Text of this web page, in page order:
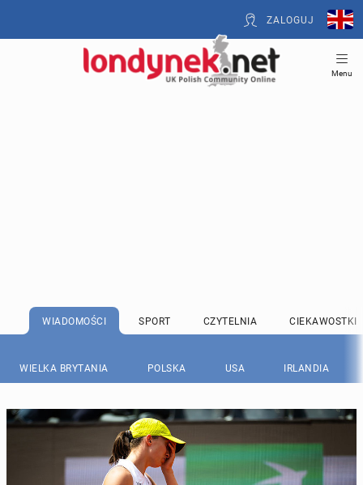
ZALOGUJ
Menu
WIADOMOŚCI SPORT CZYTELNIA CIEKAWOSTKI
WIELKA BRYTANIA POLSKA USA IRLANDIA